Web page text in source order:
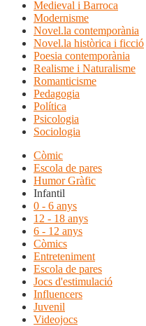
Medieval i Barroca
Modernisme
Novel.la contemporània
Novel.la històrica i ficció
Poesia contemporània
Realisme i Naturalisme
Romanticisme
Pedagogia
Política
Psicologia
Sociologia
Còmic
Escola de pares
Humor Gràfic
Infantil
0 - 6 anys
12 - 18 anys
6 - 12 anys
Còmics
Entreteniment
Escola de pares
Jocs d'estimulació
Influencers
Juvenil
Videojocs